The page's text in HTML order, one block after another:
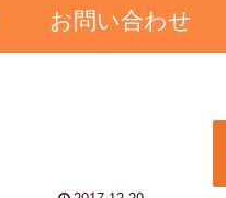
お問い合わせ